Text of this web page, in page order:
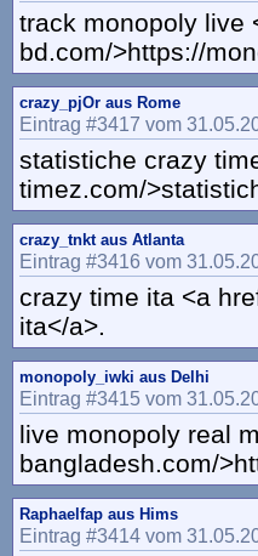
track monopoly live
bd.com/>https://
crazy_pjOr aus Rome
Eintrag #3417 vom
statistiche crazy
timez.com/
crazy_tnkt aus Atlanta
Eintrag #3416 vom
crazy time ita <a
ita</a>.
monopoly_iwki aus Delhi
Eintrag #3415 vom
live monopoly real
bangladesh.com/
Raphaelfap aus Hims
Eintrag #3414 vom